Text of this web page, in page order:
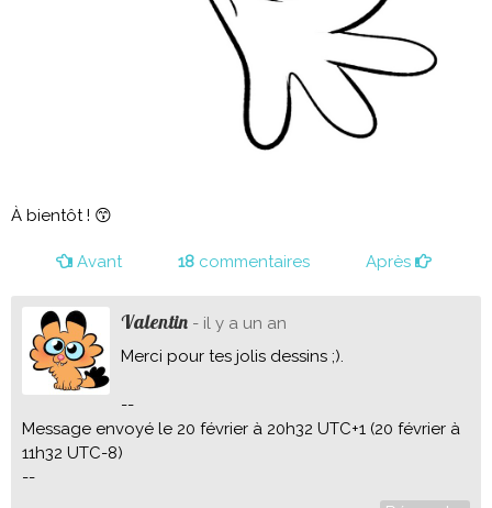
À bientôt ! 😙
Avant 18commentaires Après
Valentin - il y a un an
Merci pour tes jolis dessins ;).
--
Message envoyé le 20 février à 20h32 UTC+1 (20 février à
11h32 UTC-8)
--